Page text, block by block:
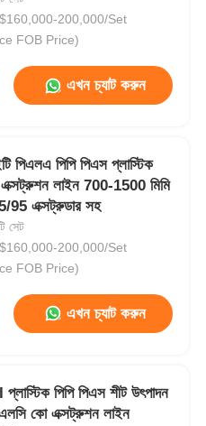
200,000/Set
FOB Price)
এখন চ্যাট করুন
পিএলএ পিপি পিএস প্লাস্টিক
এক্সট্রুশন লাইন 700-1500 মিমি
95 এক্সট্রুডার সহ
সেট
200,000/Set
FOB Price)
এখন চ্যাট করুন
পিপি পিএস শীট উৎপাদন
কো এক্সট্রুশন লাইন